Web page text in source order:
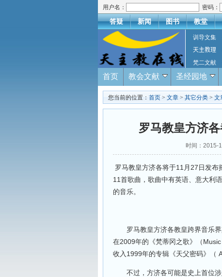
用户名： 密码：
答疑 新闻 图书 教堂
训导文集
天主教理
梵二文献
首页 教会文献 圣经园地
您当前的位置： 首页 > 文章 > 其它分类 > 文
罗马教皇方济
时间：2015-
罗马教皇方济各将于11月27日发布
11首歌曲，歌曲中有英语、意大利
的音乐。
罗马教皇方济各教皇跨界音乐界
在2009年的《梵蒂冈之歌》（
收入1999年的专辑《天父密码》（
不过，方济各可能是史上首位涉